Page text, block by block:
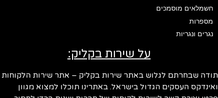
חשמלאים מוסמכים
מספרות
נגרים ונגריות
על שירות בקליק:
שבחרתם לגלוש באתר שירות בקליק – אתר שירות הלקוחות
העסקים הגדול בישראל. באתרינו תוכלו למצוא מגוון